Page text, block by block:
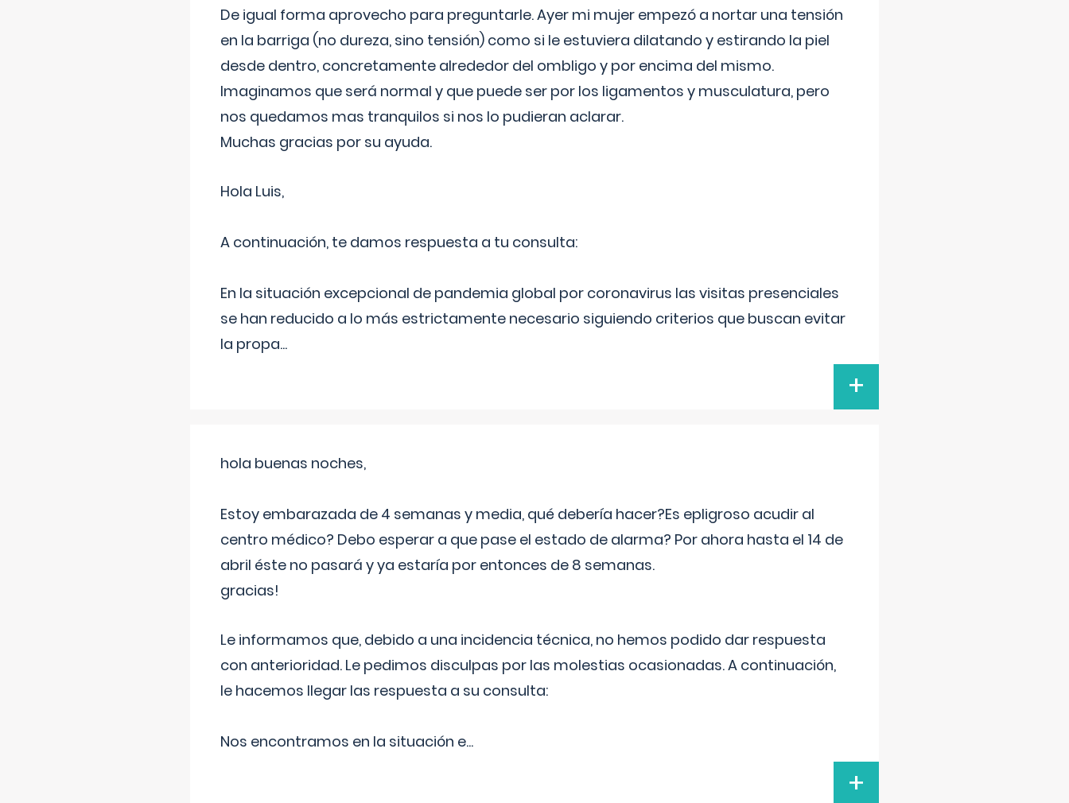
De igual forma aprovecho para preguntarle. Ayer mi mujer empezó a nortar una tensión
en la barriga (no dureza, sino tensión) como si le estuviera dilatando y estirando la piel
desde dentro, concretamente alrededor del ombligo y por encima del mismo.
Imaginamos que será normal y que puede ser por los ligamentos y musculatura, pero
nos quedamos mas tranquilos si nos lo pudieran aclarar.
Muchas gracias por su ayuda.
Hola Luis,
A continuación, te damos respuesta a tu consulta:
En la situación excepcional de pandemia global por coronavirus las visitas presenciales
se han reducido a lo más estrictamente necesario siguiendo criterios que buscan evitar
la propa...
+
hola buenas noches,
Estoy embarazada de 4 semanas y media, qué debería hacer?Es epligroso acudir al
centro médico? Debo esperar a que pase el estado de alarma? Por ahora hasta el 14 de
abril éste no pasará y ya estaría por entonces de 8 semanas.
gracias!
Le informamos que, debido a una incidencia técnica, no hemos podido dar respuesta
con anterioridad. Le pedimos disculpas por las molestias ocasionadas. A continuación,
le hacemos llegar las respuesta a su consulta:
Nos encontramos en la situación e...
+